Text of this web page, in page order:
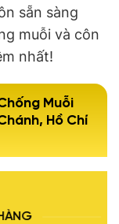
sẵn sàng
muỗi và côn
nhất!
Muỗi
Hồ Chí